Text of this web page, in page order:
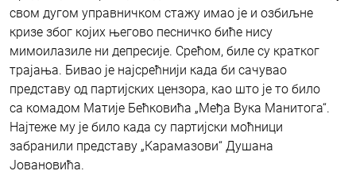
свом дугом управничком стажу имао је и озбиљне
кризе због којих његово песничко биће нису
мимоилазиле ни депресије. Срећом, биле су кратког
трајања. Бивао је најсрећнији када би сачувао
представу од партијских цензора, као што је то било
са комадом Матије Бећковића „Међа Вука Манитога“.
Најтеже му је било када су партијски моћници
забранили представу „Карамазови“ Душана
Јовановића.